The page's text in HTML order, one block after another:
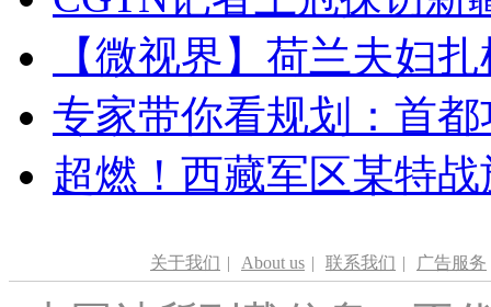
【微视界】荷兰夫妇
专家带你看规划：首
超燃！西藏军区某特
关于我们 | About us | 联系我们 | 广告服务